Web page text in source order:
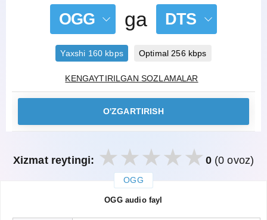
OGG ga DTS
Yaxshi 160 kbps Optimal 256 kbps
KENGAYTIRILGAN SOZLAMALAR
O'ZGARTIRISH
Xizmat reytingi: 0(0 ovoz)
OGG
OGG audio fayl